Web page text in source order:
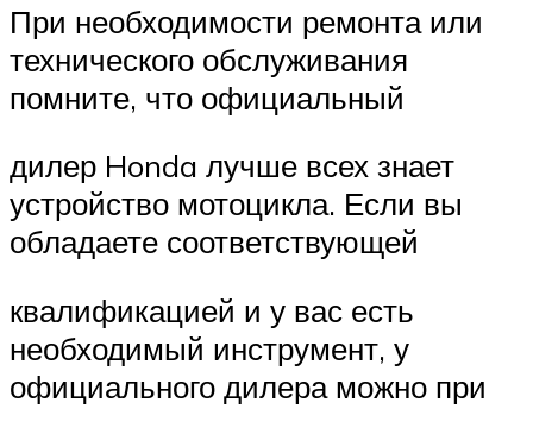
При необходимости ремонта или
технического обслуживания
помните, что официальный
дилер Honda лучше всех знает
устройство мотоцикла. Если вы
обладаете соответствующей
квалификацией и у вас есть
необходимый инструмент, у
официального дилера можно при